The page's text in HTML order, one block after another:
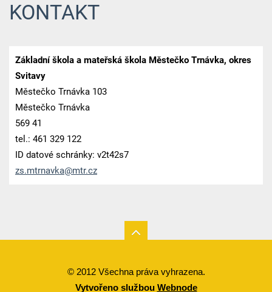
KONTAKT
Základní škola a mateřská škola Městečko Trnávka, okres
Svitavy
Městečko Trnávka 103
Městečko Trnávka
569 41
tel.: 461 329 122
ID datové schránky: v2t42s7
zs.mtrnavka@mtr.cz
© 2012 Všechna práva vyhrazena.
Vytvořeno službou Webnode